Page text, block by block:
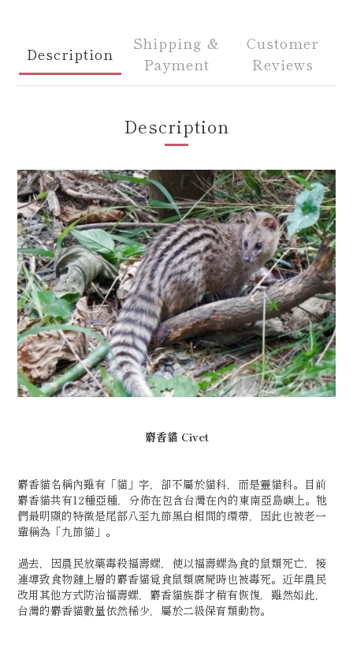
Description
Shipping &
Payment
Customer
Reviews
Description
麝香貓 Civet
麝香貓名稱內雖有「貓」字，卻不屬於貓科，而是靈貓科。目前
麝香貓共有12種亞種，分佈在包含台灣在內的東南亞島嶼上。牠
們最明顯的特徵是尾部八至九節黑白相間的環帶，因此也被老一
輩稱為「九節貓」。
過去，因農民放藥毒殺福壽螺，使以福壽螺為食的鼠類死亡，接
連導致食物鏈上層的麝香貓覓食鼠類腐屍時也被毒死。近年農民
改用其他方式防治福壽螺，麝香貓族群才稍有恢復，雖然如此，
台灣的麝香貓數量依然稀少，屬於二級保育類動物。